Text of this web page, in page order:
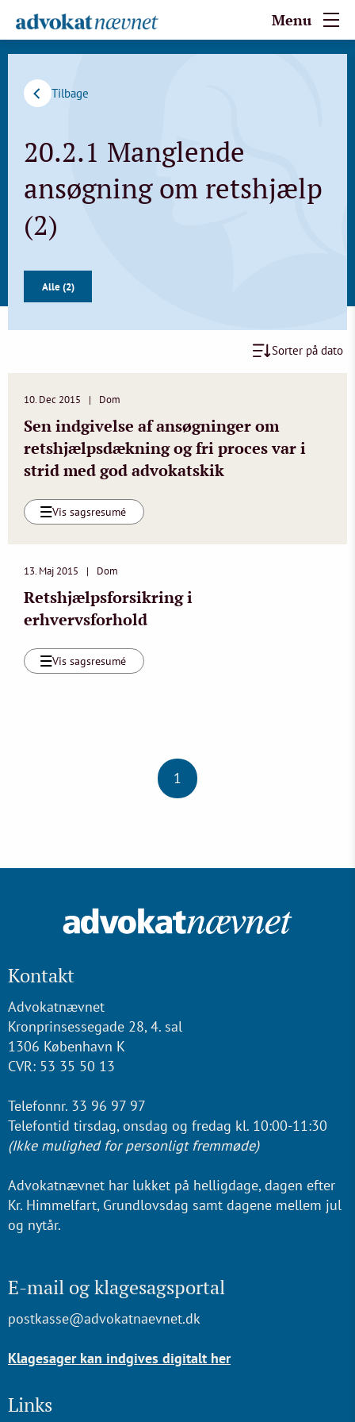
Menu
Tilbage
20.2.1 Manglende
ansøgning om retshjælp
(2)
Alle (2)
Sorter på dato
10. Dec 2015 Dom
Sen indgivelse af ansøgninger om
retshjælpsdækning og fri proces var i
strid med god advokatskik
Vis sagsresumé
13. Maj 2015 Dom
Retshjælpsforsikring i
erhvervsforhold
Vis sagsresumé
1
Kontakt
Advokatnævnet
Kronprinsessegade 28, 4. sal
1306 København K
CVR: 53 35 50 13
Telefonnr. 33 96 97 97
Telefontid tirsdag, onsdag og fredag kl. 10:00-11:30
(Ikke mulighed for personligt fremmøde)
Advokatnævnet har lukket på helligdage, dagen efter
Kr. Himmelfart, Grundlovsdag samt dagene mellem jul
og nytår.
E-mail og klagesagsportal
postkasse@advokatnaevnet.dk
Klagesager kan indgives digitalt her
Links